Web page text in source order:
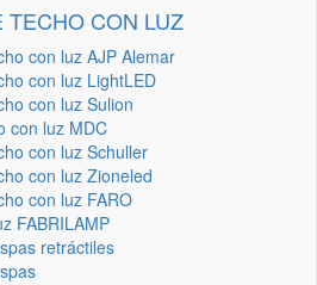
CON LUZ
con luz AJP Alemar
con luz LightLED
con luz Sulion
con luz MDC
con luz Schuller
con luz Zioneled
con luz FARO
FABRILAMP
retráctiles